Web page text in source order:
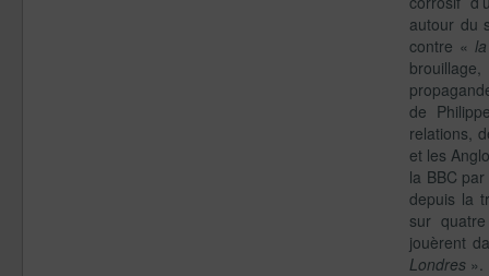
autour du
contre «
de
relations,
et les
la BBC
depuis la
sur
jouèrent
Londres ».